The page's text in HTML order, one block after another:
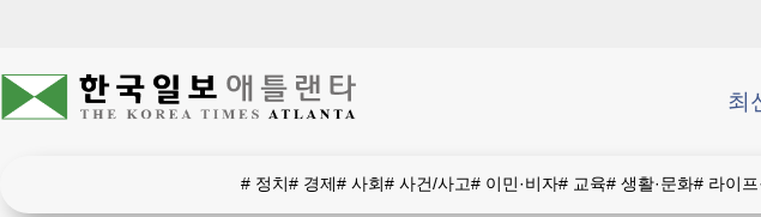
최
# 정치# 경제# 사회# 사건/사고# 이민·비자# 교육# 생활·문화# 라이프